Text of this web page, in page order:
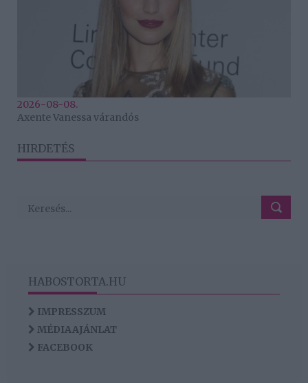
2026-08-08.
Axente Vanessa várandós
HIRDETÉS
HABOSTORTA.HU
IMPRESSZUM
MÉDIAAJÁNLAT
FACEBOOK